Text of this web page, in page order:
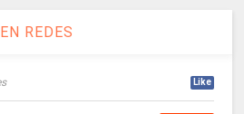
REDES
Like